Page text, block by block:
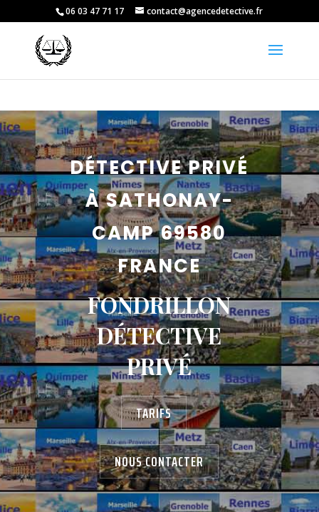
06 03 47 71 17 contact@agencedetective.fr
DÉTECTIVE PRIVÉ
À SATHONAY-
CAMP 69580
FRANCE
FONDRILLON
DÉTECTIVE
PRIVÉ
TARIFS
NOUS CONTACTER